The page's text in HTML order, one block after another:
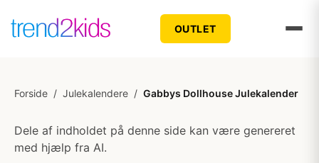
OUTLET
Forside / Julekalendere / Gabbys Dollhouse Julekalender
Dele af indholdet på denne side kan være genereret
med hjælp fra AI.